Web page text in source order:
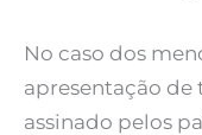
No caso dos
apresentação
assinado pelos